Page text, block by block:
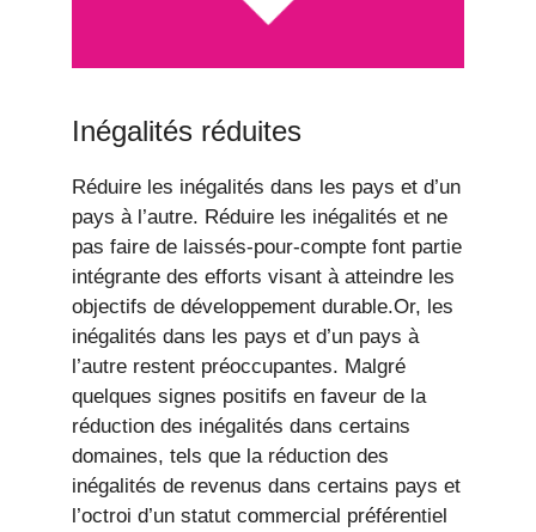
Inégalités réduites
Réduire les inégalités dans les pays et d’un
pays à l’autre. Réduire les inégalités et ne
pas faire de laissés-pour-compte font partie
intégrante des efforts visant à atteindre les
objectifs de développement durable.Or, les
inégalités dans les pays et d’un pays à
l’autre restent préoccupantes. Malgré
quelques signes positifs en faveur de la
réduction des inégalités dans certains
domaines, tels que la réduction des
inégalités de revenus dans certains pays et
l’octroi d’un statut commercial préférentiel